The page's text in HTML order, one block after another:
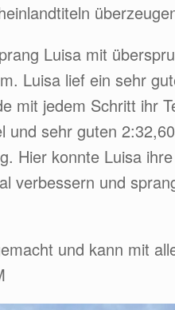
Luisa mit
Luisa lief ein sehr
mit jedem Schritt ihr
und sehr guten
Hier konnte Luisa
verbessern und
und kann mit